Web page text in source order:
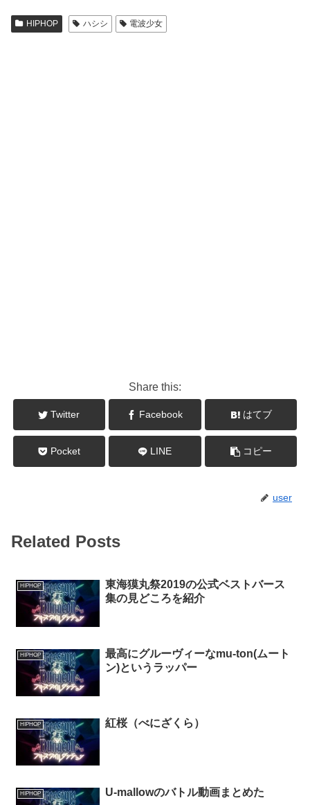
HIPHOP ハシシ 電波少女
Share this:
Twitter Facebook はてブ
Pocket LINE コピー
user
Related Posts
HIPHOP
東海獏丸祭2019の公式ベストバース
集の見どころを紹介
HIPHOP
最高にグルーヴィーなmu-ton(ムート
ン)というラッパー
HIPHOP 紅桜（べにざくら）
HIPHOP U-mallowのバトル動画まとめた